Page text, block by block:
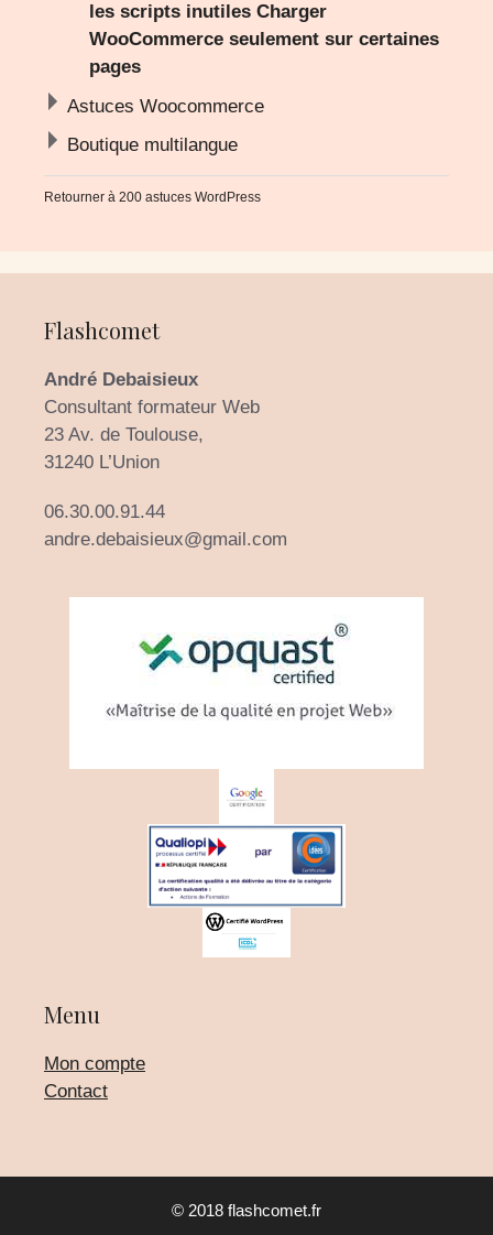
les scripts inutiles Charger
WooCommerce seulement sur certaines
pages
Astuces Woocommerce
Boutique multilangue
Retourner à 200 astuces WordPress
Flashcomet
André Debaisieux
Consultant formateur Web
23 Av. de Toulouse,
31240 L’Union
06.30.00.91.44
andre.debaisieux@gmail.com
Menu
Mon compte
Contact
© 2018 flashcomet.fr